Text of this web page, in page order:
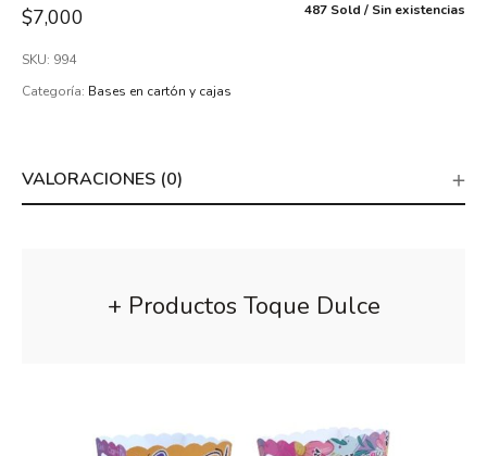
487 Sold Sin existencias
$7,000
SKU: 994
Categoría: Bases en cartón y cajas
VALORACIONES (0)
+ Productos Toque Dulce